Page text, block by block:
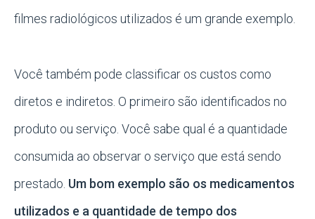
filmes radiológicos utilizados é um grande exemplo.
Você também pode classificar os custos como
diretos e indiretos. O primeiro são identificados no
produto ou serviço. Você sabe qual é a quantidade
consumida ao observar o serviço que está sendo
prestado. Um bom exemplo são os medicamentos
utilizados e a quantidade de tempo dos